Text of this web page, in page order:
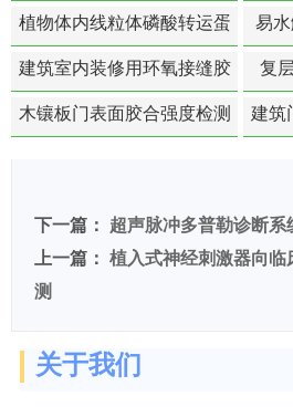
化寿命预测的经典模型
植物体内线粒体磷酸转运蛋
白活性检测
易
建筑室内装修用环氧接缝胶
苯含量检测
复
木镶板门表面胶合强度检测
建筑
下一篇： 超声脉冲多普勒诊断系
上一篇： 植入式神经刺激器向临
测
关于我们